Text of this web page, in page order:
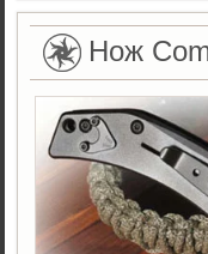
Нож